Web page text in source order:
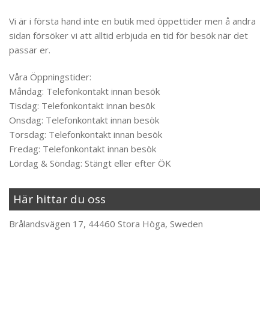
Vi är i första hand inte en butik med öppettider men å andra
sidan försöker vi att alltid erbjuda en tid för besök när det
passar er.
Våra Öppningstider:
Måndag: Telefonkontakt innan besök
Tisdag: Telefonkontakt innan besök
Onsdag: Telefonkontakt innan besök
Torsdag: Telefonkontakt innan besök
Fredag: Telefonkontakt innan besök
Lördag & Söndag: Stängt eller efter ÖK
Här hittar du oss
Brålandsvägen 17, 44460 Stora Höga, Sweden